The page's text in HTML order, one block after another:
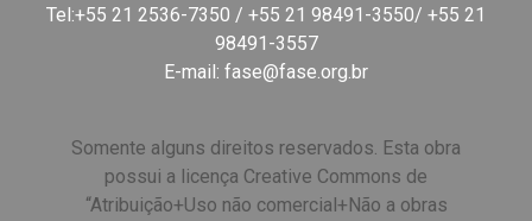
Tel:+55 21 2536-7350 / +55 21 98491-3550/ +55 21
98491-3557
E-mail: fase@fase.org.br
Somente alguns direitos reservados. Esta obra
possui a licença Creative Commons de
“Atribuição+Uso não comercial+Não a obras